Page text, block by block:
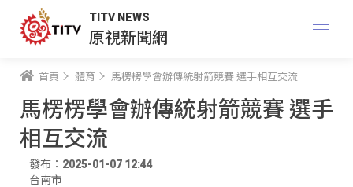
TITV NEWS
原視新聞網
首頁 體育 馬楞楞學會辦傳統射箭競賽 選手相互交流
馬楞楞學會辦傳統射箭競賽 選手
相互交流
發布：2025-01-07 12:44
台南市